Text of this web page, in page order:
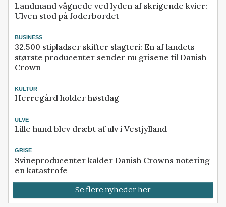
Landmand vågnede ved lyden af skrigende kvier:
Ulven stod på foderbordet
BUSINESS
32.500 stipladser skifter slagteri: En af landets
største producenter sender nu grisene til Danish
Crown
KULTUR
Herregård holder høstdag
ULVE
Lille hund blev dræbt af ulv i Vestjylland
GRISE
Svineproducenter kalder Danish Crowns notering
en katastrofe
Se flere nyheder her